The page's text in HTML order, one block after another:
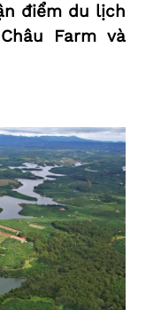
điểm du lịch
Farm và